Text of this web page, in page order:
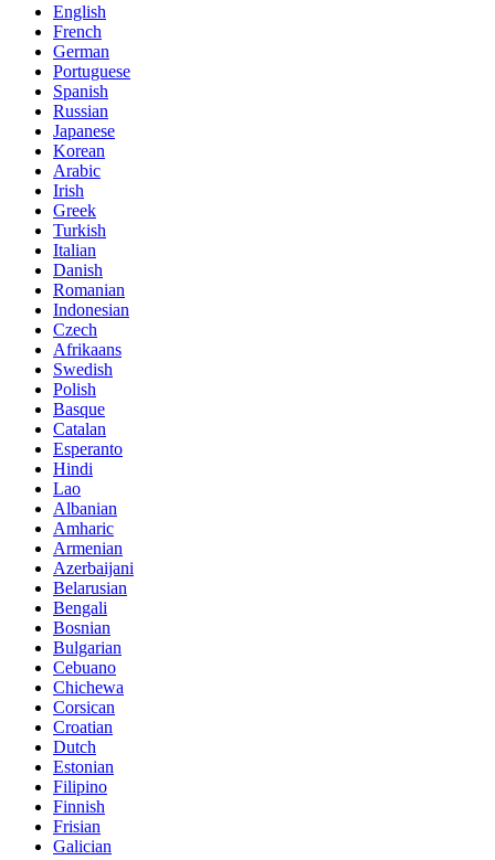
English
French
German
Portuguese
Spanish
Russian
Japanese
Korean
Arabic
Irish
Greek
Turkish
Italian
Danish
Romanian
Indonesian
Czech
Afrikaans
Swedish
Polish
Basque
Catalan
Esperanto
Hindi
Lao
Albanian
Amharic
Armenian
Azerbaijani
Belarusian
Bengali
Bosnian
Bulgarian
Cebuano
Chichewa
Corsican
Croatian
Dutch
Estonian
Filipino
Finnish
Frisian
Galician